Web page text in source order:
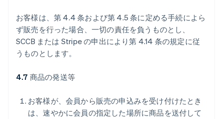
お客様は、第 4.4 条および第 4.5 条に定める手続によら
ず販売を行った場合、一切の責任を負うものとし、
SCCB または Stripe の申出により第 4.14 条の規定に従
うものとします。
4.7 商品の発送等
お客様が、会員から販売の申込みを受け付けたとき
は、速やかに会員の指定した場所に商品を送付して